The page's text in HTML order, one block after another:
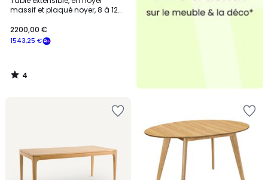
massif et plaqué noyer, 8 à 12
1543,25 €
2200,00 €
5
4
/